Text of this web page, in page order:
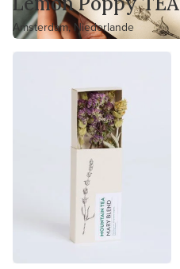
Amsterdam, Niederlande